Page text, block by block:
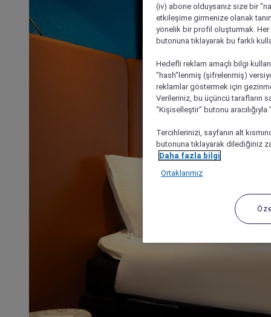
(iv) abone olduysanız size bir
etkileşime girmenize olanak
yönelik bir profil oluşturmak.
butonuna tıklayarak bu farklı
Hedefli reklam amaçlı bilgi
"hash"lenmiş (şifrelenmiş)
reklamlar göstermek için
Verileriniz, bu üçüncü tarafların
"Kişiselleştir" butonu
Tercihlerinizi, sayfanın alt
butonuna tıklayarak dilediğiniz
Daha fazla bilgi
Ortaklarımız